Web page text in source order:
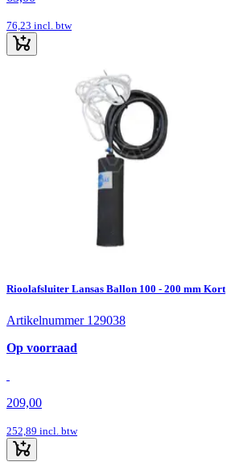
76,23 incl. btw
Rioolafsluiter Lansas Ballon 100 - 200 mm Kort
Artikelnummer 129038
Op voorraad
209,00
252,89 incl. btw